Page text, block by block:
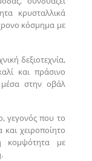
κρυσταλλικά
κόσμημα με
δεξιοτεχνία,
και πράσινο
μέσα στην οβάλ
γεγονός που το
χειροποίητο
κομψότητα με